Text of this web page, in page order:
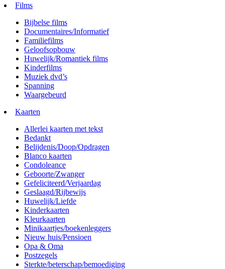
Films
Bijbelse films
Documentaires/Informatief
Familiefilms
Geloofsopbouw
Huwelijk/Romantiek films
Kinderfilms
Muziek dvd’s
Spanning
Waargebeurd
Kaarten
Allerlei kaarten met tekst
Bedankt
Belijdenis/Doop/Opdragen
Blanco kaarten
Condoleance
Geboorte/Zwanger
Gefeliciteerd/Verjaardag
Geslaagd/Rijbewijs
Huwelijk/Liefde
Kinderkaarten
Kleurkaarten
Minikaartjes/boekenleggers
Nieuw huis/Pensioen
Opa & Oma
Postzegels
Sterkte/beterschap/bemoediging